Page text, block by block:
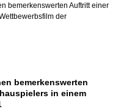
bemerkenswerten Auftritt einer
der
bemerkenswerten
in einem